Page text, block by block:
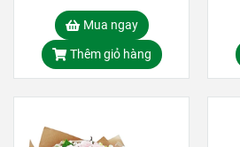
Mua ngay
Thêm giỏ hàng